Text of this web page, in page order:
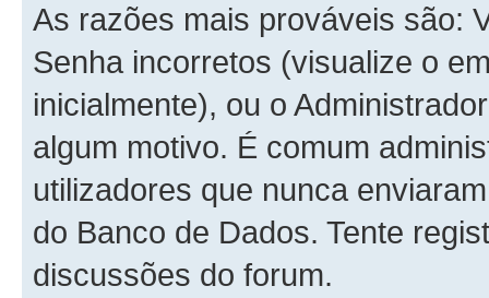
As razões mais prováveis são:
Senha incorretos (visualize o
inicialmente), ou o
algum motivo. É comum
utilizadores que nunca
do Banco de Dados. Tente
discussões do forum.